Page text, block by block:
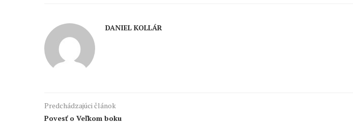
DANIEL KOLLÁR
Predchádzajúci článok
Povesť o Veľkom boku